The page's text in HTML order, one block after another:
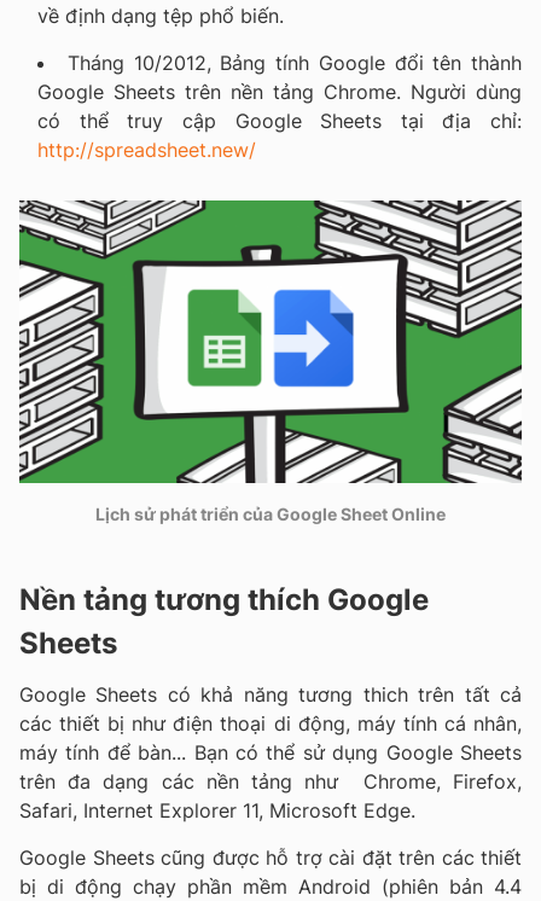
về định dạng tệp phổ biến.
Tháng 10/2012, Bảng tính Google đổi tên thành
Google Sheets trên nền tảng Chrome. Người dùng
có thể truy cập Google Sheets tại địa chỉ:
http://spreadsheet.new/
Lịch sử phát triển của Google Sheet Online
Nền tảng tương thích Google
Sheets
Google Sheets có khả năng tương thich trên tất cả
các thiết bị như điện thoại di động, máy tính cá nhân,
máy tính để bàn... Bạn có thể sử dụng Google Sheets
trên đa dạng các nền tảng như Chrome, Firefox,
Safari, Internet Explorer 11, Microsoft Edge.
Google Sheets cũng được hỗ trợ cài đặt trên các thiết
bị di động chạy phần mềm Android (phiên bản 4.4